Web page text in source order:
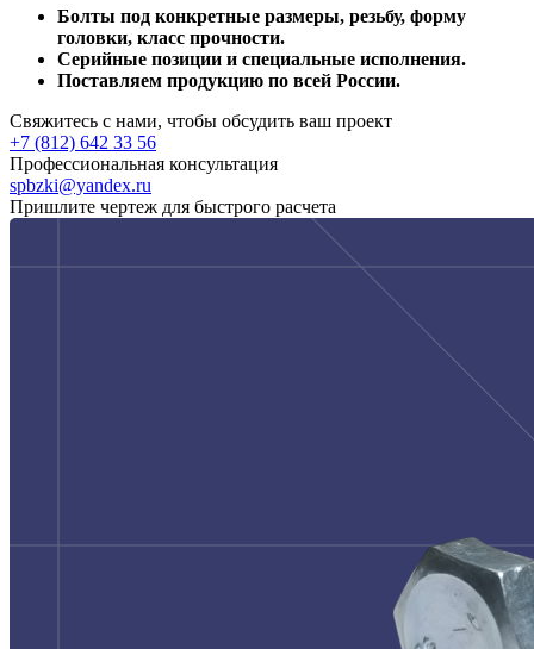
Болты под конкретные размеры, резьбу, форму
головки, класс прочности.
Серийные позиции и специальные исполнения.
Поставляем продукцию по всей России.
Свяжитесь с нами, чтобы обсудить ваш проект
+7 (812) 642 33 56
Профессиональная консультация
spbzki@yandex.ru
Пришлите чертеж для быстрого расчета